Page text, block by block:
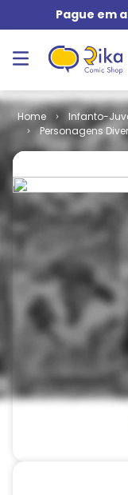
Pague em
Infanto-
Personagens